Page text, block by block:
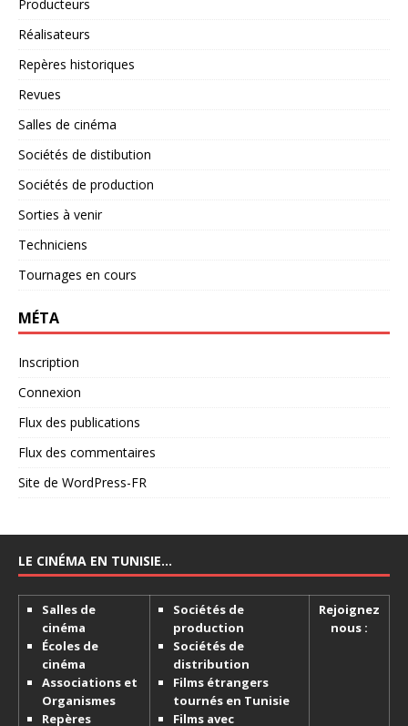
Producteurs
Réalisateurs
Repères historiques
Revues
Salles de cinéma
Sociétés de distibution
Sociétés de production
Sorties à venir
Techniciens
Tournages en cours
MÉTA
Inscription
Connexion
Flux des publications
Flux des commentaires
Site de WordPress-FR
LE CINÉMA EN TUNISIE…
Salles de
cinéma
Écoles de
cinéma
Associations et
Organismes
Repères
Sociétés de
production
Sociétés de
distribution
Films étrangers
tournés en Tunisie
Films avec
Rejoignez
nous :